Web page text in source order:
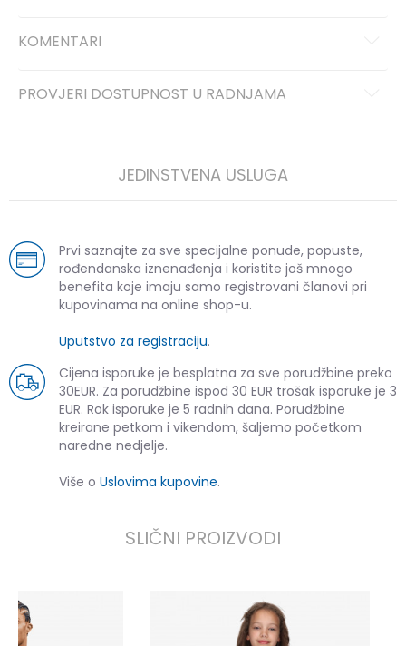
KOMENTARI
PROVJERI DOSTUPNOST U RADNJAMA
JEDINSTVENA USLUGA
Prvi saznajte za sve specijalne ponude, popuste,
rođendanska iznenađenja i koristite još mnogo
benefita koje imaju samo registrovani članovi pri
kupovinama na online shop-u.
Uputstvo za registraciju.
Cijena isporuke je besplatna za sve porudžbine preko
30EUR. Za porudžbine ispod 30 EUR trošak isporuke je 3
EUR. Rok isporuke je 5 radnih dana. Porudžbine
kreirane petkom i vikendom, šaljemo početkom
naredne nedjelje.
Više o Uslovima kupovine.
SLIČNI PROIZVODI